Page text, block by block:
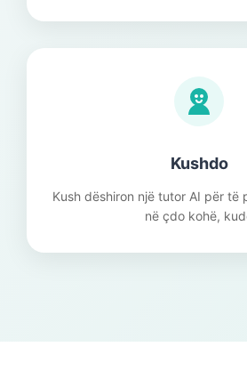
Kushdo
Kush dëshiron një tutor AI për të
në çdo kohë,